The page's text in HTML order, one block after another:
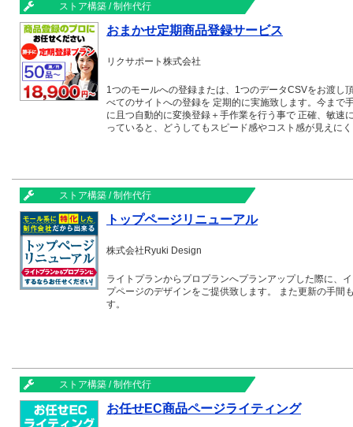
ストア構築 / 制作代行
おまかせ定期商品登録サービス
リクサポート株式会社
1つのモールへの登録または、1つのデータCSVをお渡し
べてのサイトへの登録を 定期的に実施致します。今まで
に且つ自動的に変換登録＋手作業を行う事で 正確、敏速
っていると、どうしてもスピード感やコスト感が見えに
ストア構築 / 制作代行
トップページリニューアル
株式会社Ryuki Design
ライトプランからプロプランへプランアップした際に、
プページのデザインをご提供致します。 また更新の手間
す。
ストア構築 / 制作代行
お任せEC商品ページライティング